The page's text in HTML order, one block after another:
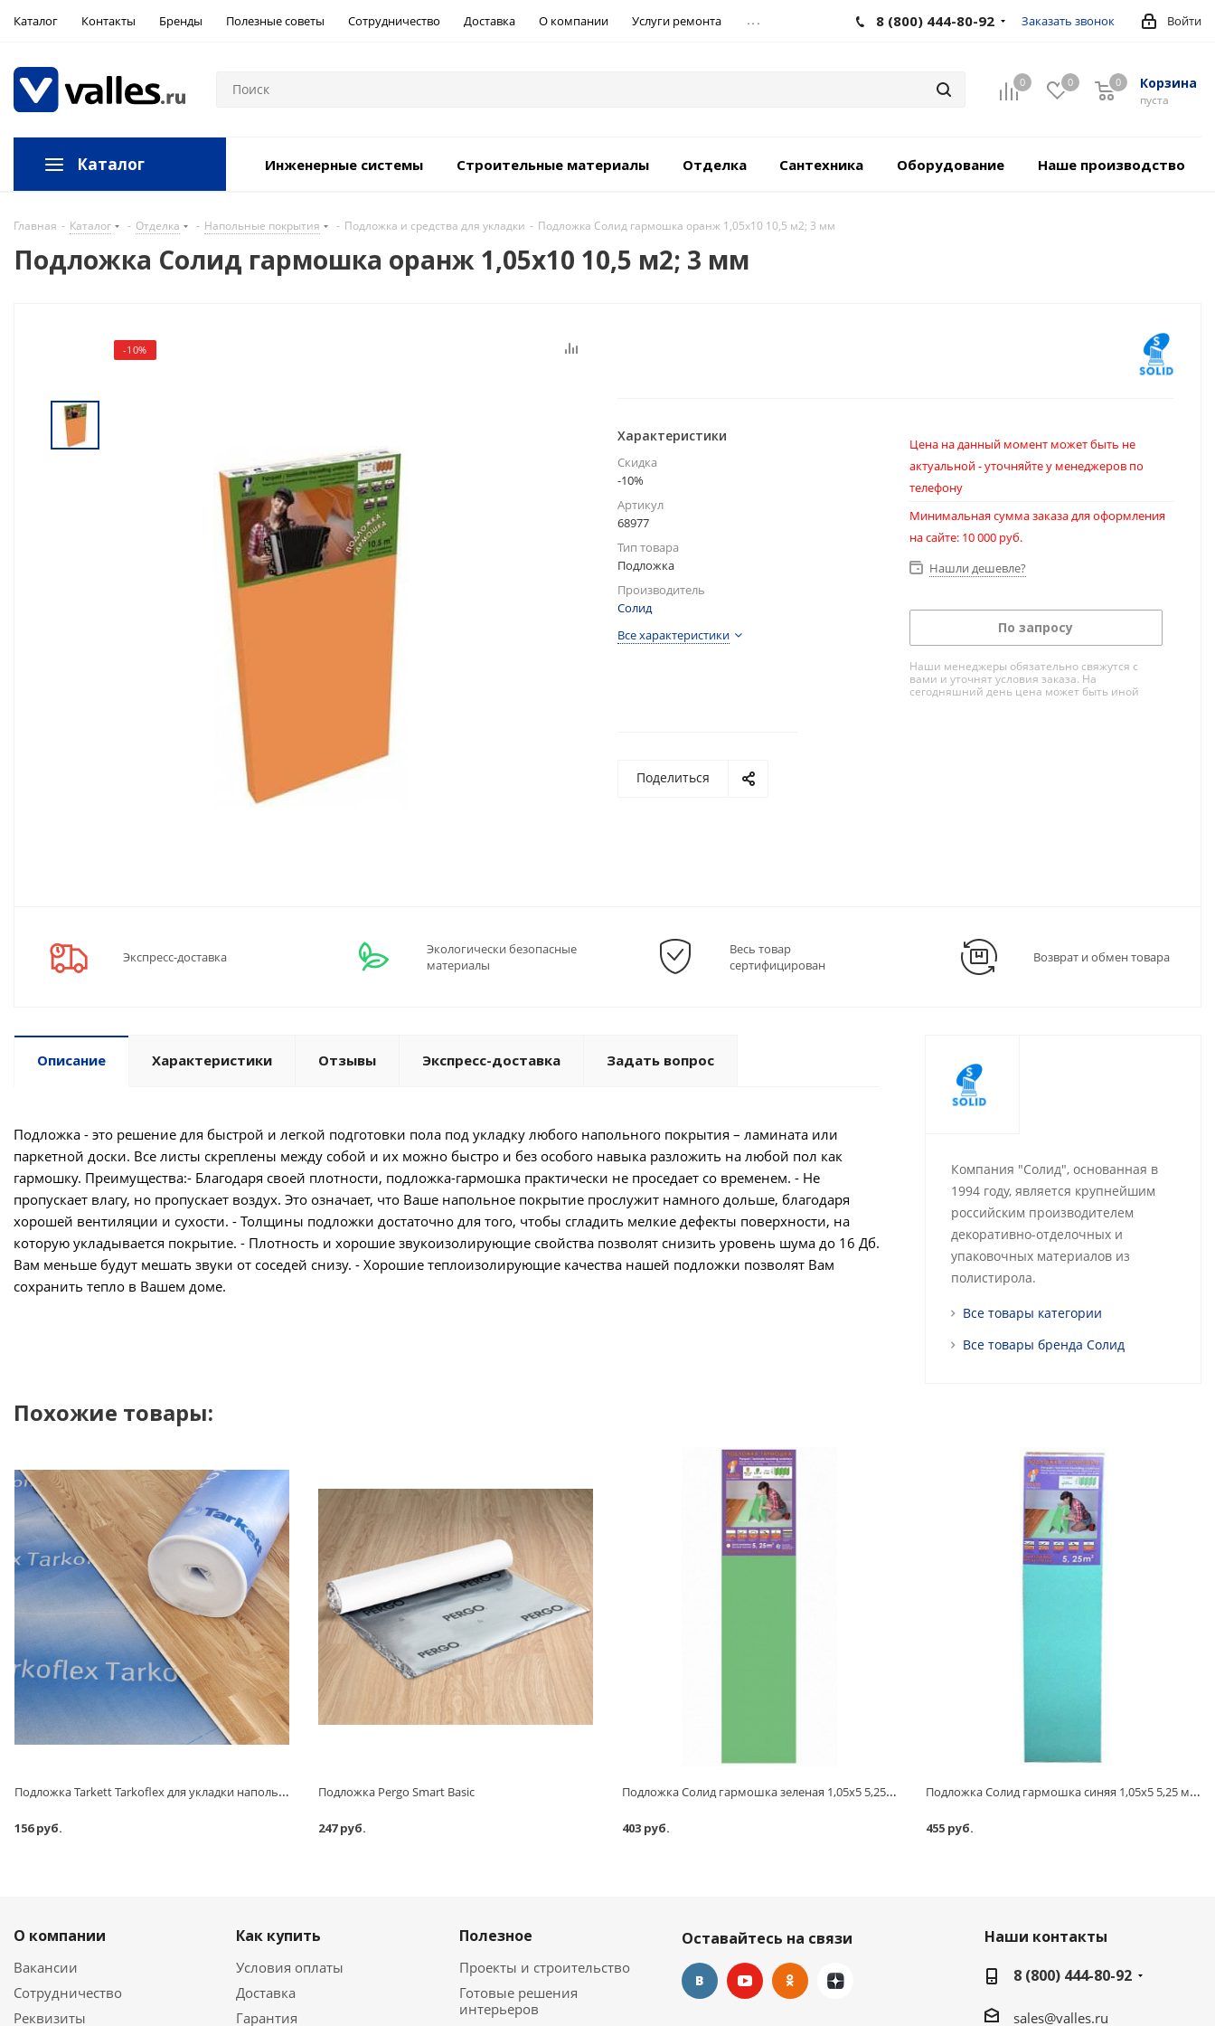
Каталог Контакты Бренды Полезные советы Сотрудничество Доставка О компании Услуги ремонта ... Войти
8 (800) 444-80-92 Заказать звонок
0 0 Корзина
пуста
0
Каталог Инженерные системы Строительные материалы Отделка Сантехника Оборудование Наше производство
Главная - Каталог - Отделка - Напольные покрытия - Подложка и средства для укладки - Подложка Солид гармошка оранж 1,05х10 10,5 м2; 3 мм
Подложка Солид гармошка оранж 1,05х10 10,5 м2; 3 мм
-10%
Характеристики
Скидка
-10%
Артикул
68977
Тип товара
Подложка
Производитель
Солид
Все характеристики
Цена на данный момент может быть не
актуальной - уточняйте у менеджеров по
телефону
Минимальная сумма заказа для оформления
на сайте: 10 000 руб.
Нашли дешевле?
По запросу
Наши менеджеры обязательно свяжутся с
вами и уточнят условия заказа. На
сегодняшний день цена может быть иной
Поделиться
Экспресс-доставка
Экологически безопасные
материалы
Весь товар
сертифицирован
Возврат и обмен товара
Описание Характеристики Отзывы Экспресс-доставка Задать вопрос
Подложка - это решение для быстрой и легкой подготовки пола под укладку любого напольного покрытия – ламината или
паркетной доски. Все листы скреплены между собой и их можно быстро и без особого навыка разложить на любой пол как
гармошку. Преимущества:- Благодаря своей плотности, подложка-гармошка практически не проседает со временем. - Не
пропускает влагу, но пропускает воздух. Это означает, что Ваше напольное покрытие прослужит намного дольше, благодаря
хорошей вентиляции и сухости. - Толщины подложки достаточно для того, чтобы сгладить мелкие дефекты поверхности, на
которую укладывается покрытие. - Плотность и хорошие звукоизолирующие свойства позволят снизить уровень шума до 16 Дб.
Вам меньше будут мешать звуки от соседей снизу. - Хорошие теплоизолирующие качества нашей подложки позволят Вам
сохранить тепло в Вашем доме.
Компания "Солид", основанная в
1994 году, является крупнейшим
российским производителем
декоративно-отделочных и
упаковочных материалов из
полистирола.
Все товары категории
Все товары бренда Солид
Похожие товары:
Подложка Tarkett Tarkoflex для укладки напольных покрытий
156 руб.
Подложка Pergo Smart Basic
247 руб.
Подложка Солид гармошка зеленая 1,05х5 5,25 м2; 3 мм
403 руб.
Подложка Солид гармошка синяя 1,05х5 5,25 м2; 5 мм
455 руб.
О компании
Вакансии
Сотрудничество
Реквизиты
Как купить
Условия оплаты
Доставка
Гарантия
Полезное
Проекты и строительство
Готовые решения
интерьеров
Оставайтесь на связи
Наши контакты
8 (800) 444-80-92
sales@valles.ru